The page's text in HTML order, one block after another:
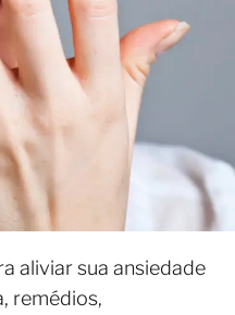
aliviar sua ansiedade
remédios,